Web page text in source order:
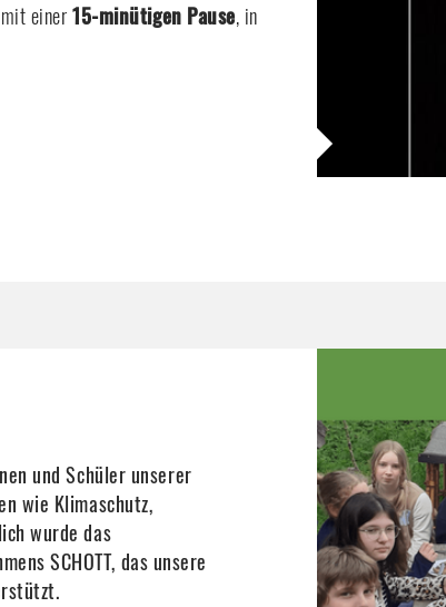
mit einer15-minütigen Pause, in
und Schüler unserer
wie Klimaschutz,
wurde das
SCHOTT, das unsere